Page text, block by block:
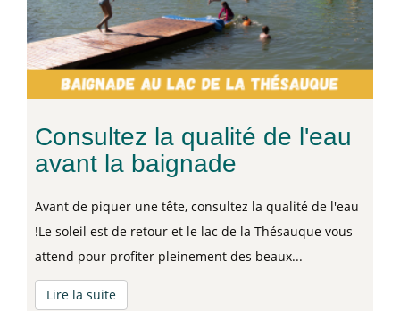
Consultez la qualité de l'eau
avant la baignade
Avant de piquer une tête, consultez la qualité de l'eau
!Le soleil est de retour et le lac de la Thésauque vous
attend pour profiter pleinement des beaux...
Lire la suite